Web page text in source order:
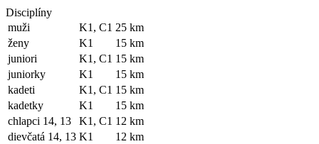
Disciplíny
muži
K1, C1 25 km
ženy
K1
15 km
juniori
K1, C1 15 km
juniorky
K1
15 km
kadeti
K1, C1 15 km
kadetky
K1
15 km
chlapci 14, 13
K1, C1 12 km
dievčatá 14, 13 K1
12 km